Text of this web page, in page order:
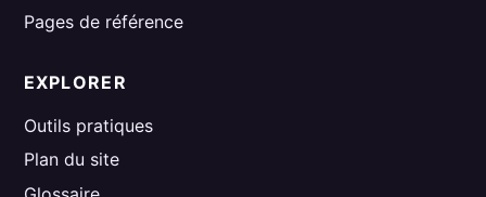
Pages de référence
EXPLORER
Outils pratiques
Plan du site